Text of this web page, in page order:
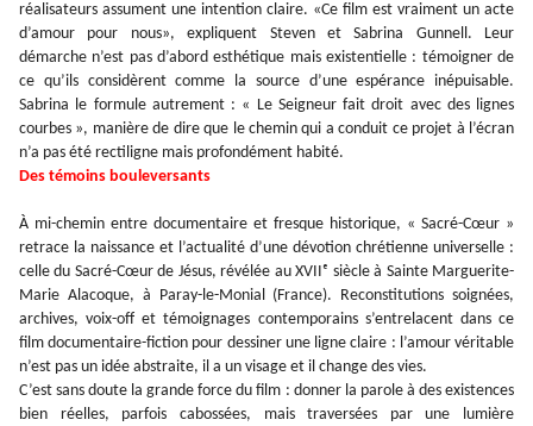
réalisateurs assument une intention claire. «Ce film est vraiment un acte
d’amour pour nous», expliquent Steven et Sabrina Gunnell. Leur
démarche n’est pas d’abord esthétique mais existentielle : témoigner de
ce qu’ils considèrent comme la source d’une espérance inépuisable.
Sabrina le formule autrement : « Le Seigneur fait droit avec des lignes
courbes », manière de dire que le chemin qui a conduit ce projet à l’écran
n’a pas été rectiligne mais profondément habité.
Des témoins bouleversants
À mi-chemin entre documentaire et fresque historique, « Sacré-Cœur »
retrace la naissance et l’actualité d’une dévotion chrétienne universelle :
celle du Sacré-Cœur de Jésus, révélée au XVIIᵉ siècle à Sainte Marguerite-
Marie Alacoque, à Paray-le-Monial (France). Reconstitutions soignées,
archives, voix-off et témoignages contemporains s’entrelacent dans ce
film documentaire-fiction pour dessiner une ligne claire : l’amour véritable
n’est pas un idée abstraite, il a un visage et il change des vies.
C’est sans doute la grande force du film : donner la parole à des existences
bien réelles, parfois cabossées, mais traversées par une lumière